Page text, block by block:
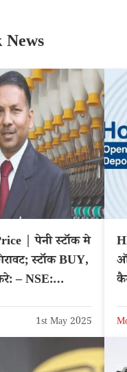
| पेनी स्टॉक मे
स्टॉक BUY,
– NSE:
1st May 2025